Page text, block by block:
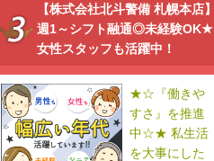
【株式会社北斗警備 札幌本店】
週1～シフト融通◎未経験OK★
女性スタッフも活躍中！
★☆『働きや
すさ』を推進
中☆★ 私生活
を大事にした